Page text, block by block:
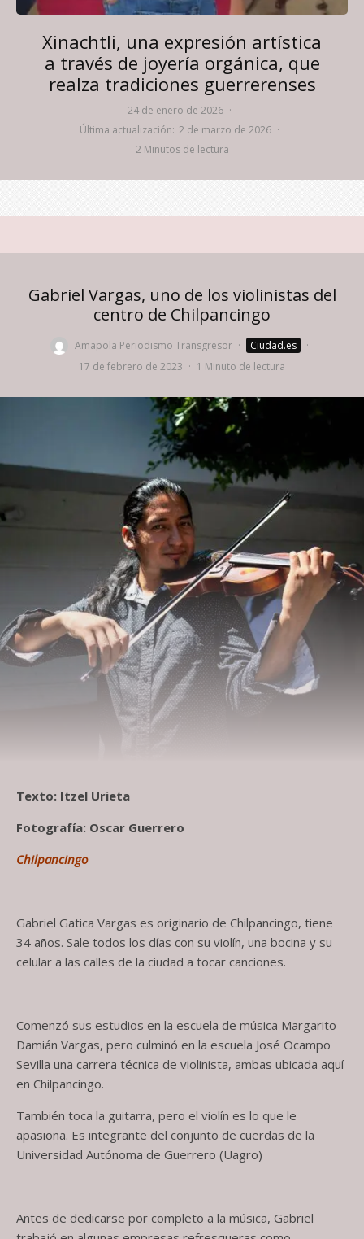
Xinachtli, una expresión artística
a través de joyería orgánica, que
realza tradiciones guerrerenses
24 de enero de 2026 ·
Última actualización: 2 de marzo de 2026 ·
2 Minutos de lectura
Gabriel Vargas, uno de los violinistas del
centro de Chilpancingo
Amapola Periodismo Transgresor · Ciudad.es
·
17 de febrero de 2023 · 1 Minuto de lectura
Texto: Itzel Urieta
Fotografía: Oscar Guerrero
Chilpancingo
Gabriel Gatica Vargas es originario de Chilpancingo, tiene
34 años. Sale todos los días con su violín, una bocina y su
celular a las calles de la ciudad a tocar canciones.
Comenzó sus estudios en la escuela de música Margarito
Damián Vargas, pero culminó en la escuela José Ocampo
Sevilla una carrera técnica de violinista, ambas ubicada aquí
en Chilpancingo.
También toca la guitarra, pero el violín es lo que le
apasiona. Es integrante del conjunto de cuerdas de la
Universidad Autónoma de Guerrero (Uagro)
Antes de dedicarse por completo a la música, Gabriel